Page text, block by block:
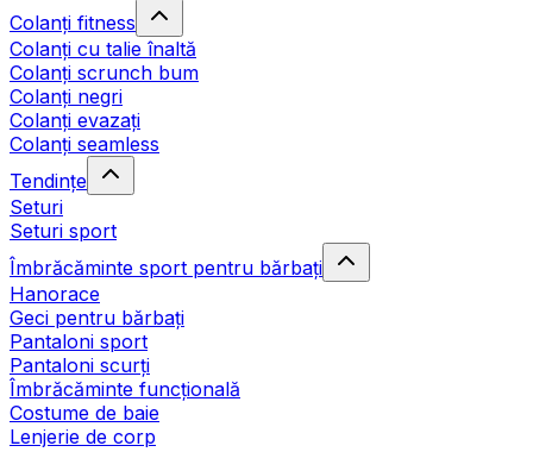
Colanți fitness
Colanți cu talie înaltă
Colanți scrunch bum
Colanți negri
Colanți evazați
Colanți seamless
Tendințe
Seturi
Seturi sport
Îmbrăcăminte sport pentru bărbați
Hanorace
Geci pentru bărbați
Pantaloni sport
Pantaloni scurți
Îmbrăcăminte funcțională
Costume de baie
Lenjerie de corp